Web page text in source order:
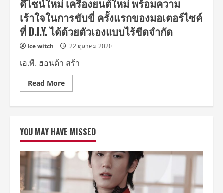
ดีไซน์ใหม่ เครื่องยนต์ใหม่ พร้อมความ
เร้าใจในการขับขี่ ครั้งแรกของมอเตอร์ไซค์
ที่ D.I.Y. ได้ด้วยตัวเองแบบไร้ขีดจำกัด
Ice witch 22 ตุลาคม 2020
เอ.พี. ฮอนด้า สร้า
Read MoreRead
more
Honda
GROM
มิ
นิ
ไบค์
เครื่องยนต์
YOU MAY HAVE MISSED